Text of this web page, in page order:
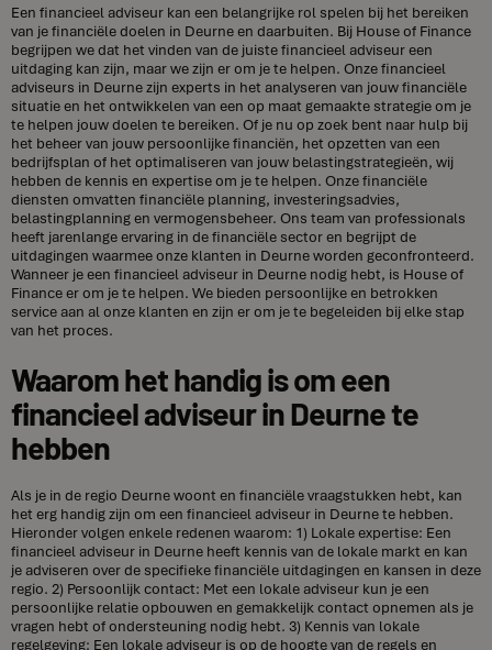
Een financieel adviseur kan een belangrijke rol spelen bij het bereiken
van je financiële doelen in Deurne en daarbuiten. Bij House of Finance
begrijpen we dat het vinden van de juiste financieel adviseur een
uitdaging kan zijn, maar we zijn er om je te helpen. Onze financieel
adviseurs in Deurne zijn experts in het analyseren van jouw financiële
situatie en het ontwikkelen van een op maat gemaakte strategie om je
te helpen jouw doelen te bereiken. Of je nu op zoek bent naar hulp bij
het beheer van jouw persoonlijke financiën, het opzetten van een
bedrijfsplan of het optimaliseren van jouw belastingstrategieën, wij
hebben de kennis en expertise om je te helpen. Onze financiële
diensten omvatten financiële planning, investeringsadvies,
belastingplanning en vermogensbeheer. Ons team van professionals
heeft jarenlange ervaring in de financiële sector en begrijpt de
uitdagingen waarmee onze klanten in Deurne worden geconfronteerd.
Wanneer je een financieel adviseur in Deurne nodig hebt, is House of
Finance er om je te helpen. We bieden persoonlijke en betrokken
service aan al onze klanten en zijn er om je te begeleiden bij elke stap
van het proces.
Waarom het handig is om een
financieel adviseur in Deurne te
hebben
Als je in de regio Deurne woont en financiële vraagstukken hebt, kan
het erg handig zijn om een financieel adviseur in Deurne te hebben.
Hieronder volgen enkele redenen waarom: 1) Lokale expertise: Een
financieel adviseur in Deurne heeft kennis van de lokale markt en kan
je adviseren over de specifieke financiële uitdagingen en kansen in deze
regio. 2) Persoonlijk contact: Met een lokale adviseur kun je een
persoonlijke relatie opbouwen en gemakkelijk contact opnemen als je
vragen hebt of ondersteuning nodig hebt. 3) Kennis van lokale
regelgeving: Een lokale adviseur is op de hoogte van de regels en